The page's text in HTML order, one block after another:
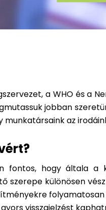
a WHO és a
jobban
munkatársaink az
fontos, hogy általa a
szerepe különösen
folyamatosan
visszajelzést